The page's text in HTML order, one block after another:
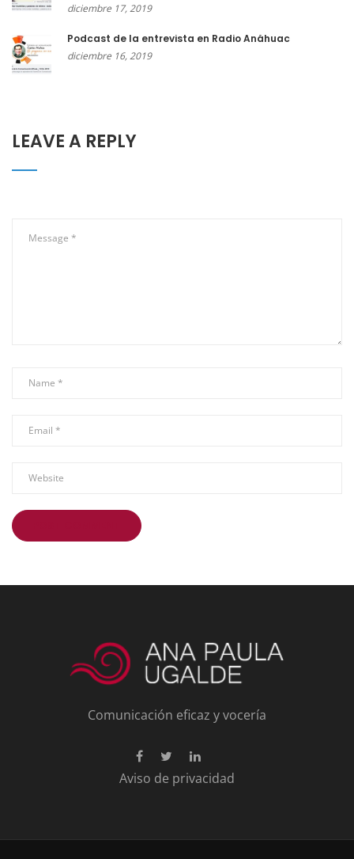
diciembre 17, 2019
Podcast de la entrevista en Radio Anáhuac
diciembre 16, 2019
LEAVE A REPLY
Comunicación eficaz y vocería
Aviso de privacidad